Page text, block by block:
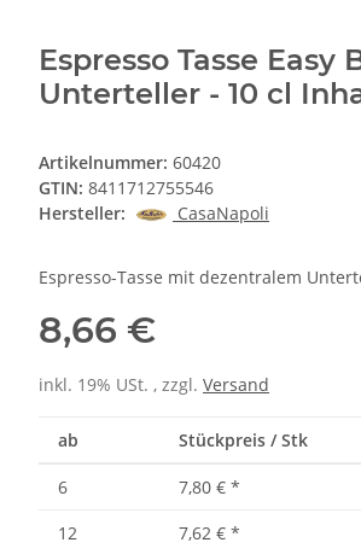
Espresso Tasse Easy
Unterteller - 10 cl
Artikelnummer: 60420
GTIN: 8411712755546
Hersteller:
CasaNapoli
Espresso-Tasse mit dezentralem
8,66 €
inkl. 19% USt. , zzgl. Versand
ab Stückpreis / Stk
6 7,80 € *
12
7,62 € *